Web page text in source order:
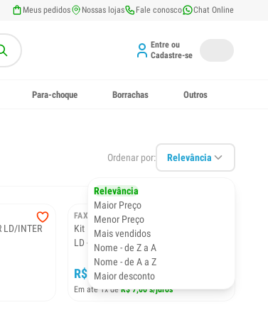
Meus pedidos Nossas lojas Fale conosco Chat Online
Entre ou
Cadastre-se
Para-choque Borrachas Outros
Ordenar por: Relevância
Relevância
Maior Preço
Menor Preço
Mais vendidos
Nome - de Z a A
Nome - de A a Z
Maior desconto
LD/INTER
FAX BOR
Kit Pestana C-10/D-10 Externo/Interno
LD - Metal
R$ 7,00
Em até 1x deR$ 7,00 s/juros